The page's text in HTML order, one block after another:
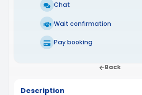
Chat
Wait confirmation
Pay booking
Back
Description